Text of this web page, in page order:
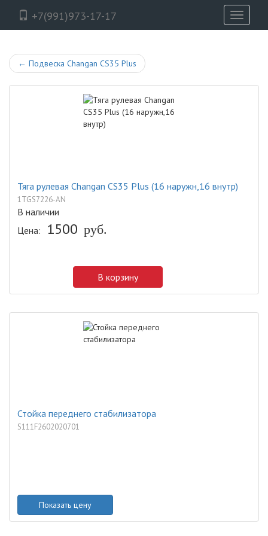
+7(991)973-17-17
Toggle
← Подвеска Changan CS35 Plus
Тяга рулевая Changan CS35 Plus (16 наружн,16 внутр)
1TGS7226-AN
В наличии
Цена:
1500 руб.
В корзину
Стойка переднего стабилизатора
S111F2602020701
Показать цену